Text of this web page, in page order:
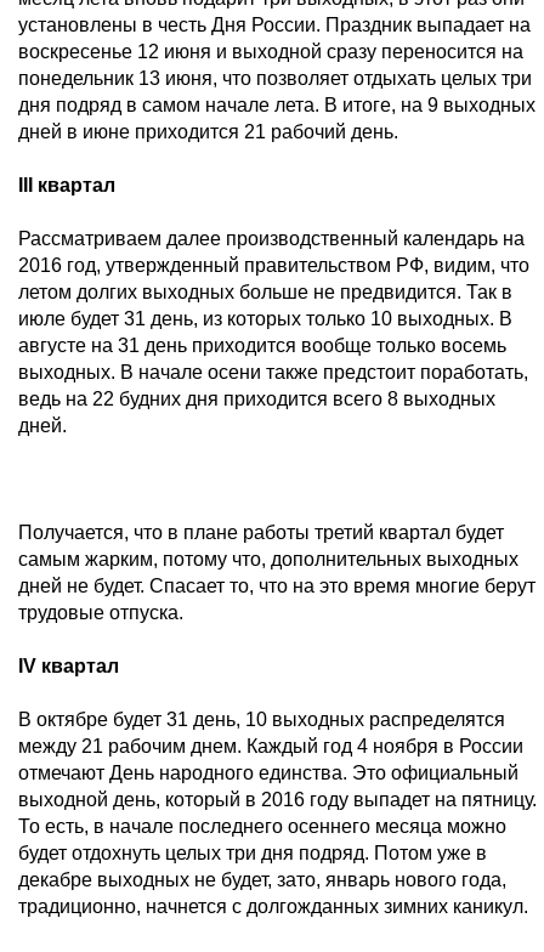
установлены в честь Дня России. Праздник выпадает на
воскресенье 12 июня и выходной сразу переносится на
понедельник 13 июня, что позволяет отдыхать целых три
дня подряд в самом начале лета. В итоге, на 9 выходных
дней в июне приходится 21 рабочий день.
III квартал
Рассматриваем далее производственный календарь на
2016 год, утвержденный правительством РФ, видим, что
летом долгих выходных больше не предвидится. Так в
июле будет 31 день, из которых только 10 выходных. В
августе на 31 день приходится вообще только восемь
выходных. В начале осени также предстоит поработать,
ведь на 22 будних дня приходится всего 8 выходных
дней.
Получается, что в плане работы третий квартал будет
самым жарким, потому что, дополнительных выходных
дней не будет. Спасает то, что на это время многие берут
трудовые отпуска.
IV квартал
В октябре будет 31 день, 10 выходных распределятся
между 21 рабочим днем. Каждый год 4 ноября в России
отмечают День народного единства. Это официальный
выходной день, который в 2016 году выпадет на пятницу.
То есть, в начале последнего осеннего месяца можно
будет отдохнуть целых три дня подряд. Потом уже в
декабре выходных не будет, зато, январь нового года,
традиционно, начнется с долгожданных зимних каникул.